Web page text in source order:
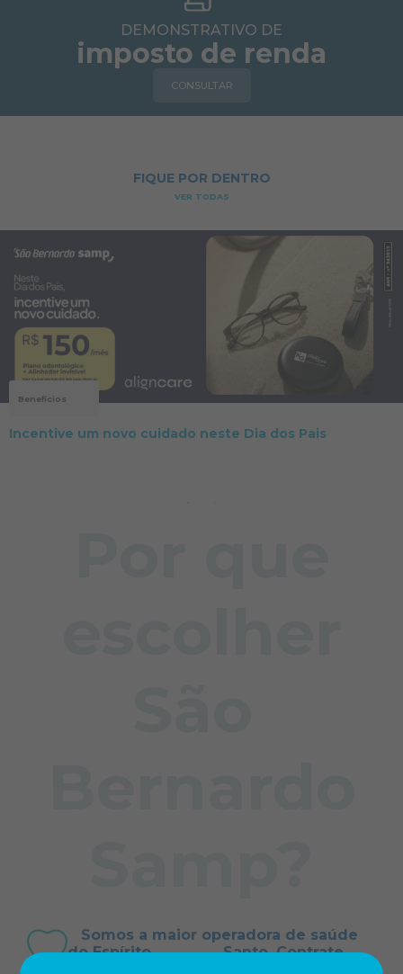
DEMONSTRATIVO DE
imposto de renda
CONSULTAR
FIQUE POR DENTRO
VER TODAS
Notícias
Alteração no horário de funcionamento do PA de
Somos a maior operadora de saúde
do Espírito Santo. Contrate